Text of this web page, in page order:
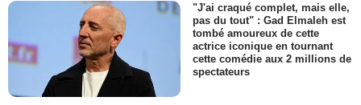
"J'ai craqué complet, mais elle,
pas du tout" : Gad Elmaleh est
tombé amoureux de cette
actrice iconique en tournant
cette comédie aux 2 millions de
spectateurs